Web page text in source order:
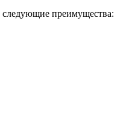
преимущества: